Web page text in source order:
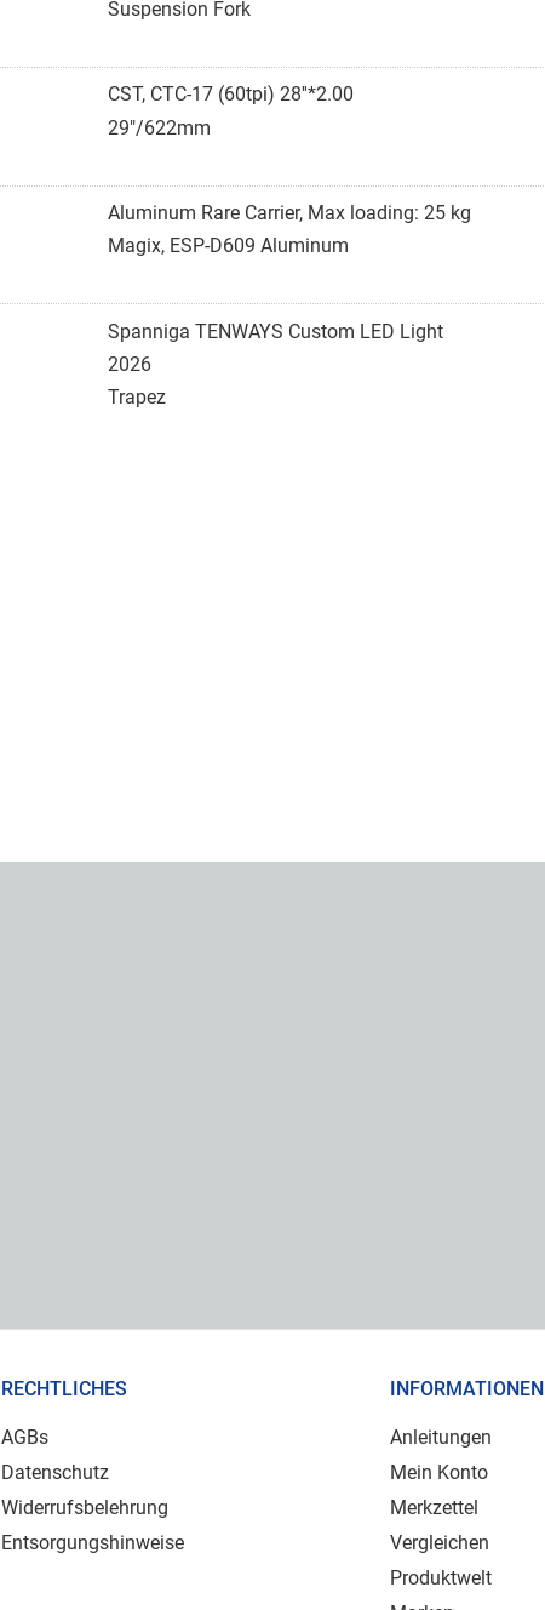
Suspension Fork
CST, CTC-17 (60tpi) 28''*2.00
29"/622mm
Aluminum Rare Carrier, Max loading: 25 kg
Magix, ESP-D609 Aluminum
Spanniga TENWAYS Custom LED Light
2026
Trapez
RECHTLICHES
AGBs
Datenschutz
Widerrufsbelehrung
Entsorgungshinweise
INFORMATIONEN
Anleitungen
Mein Konto
Merkzettel
Vergleichen
Produktwelt